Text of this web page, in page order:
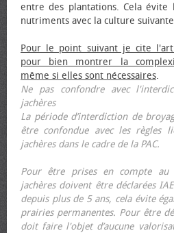
entre des plantations. Cela évite
nutriments avec la culture
Pour le point suivant je cite
pour bien montrer la
même si elles sont nécessaires.
Ne pas confondre avec
jachères
La période d’interdiction de
être confondue avec les règles
jachères dans le cadre de la PAC.
Pour être prises en compte
jachères doivent être déclarées
depuis plus de 5 ans, cela évite
prairies permanentes. Pour être
doit faire l'objet d’aucune